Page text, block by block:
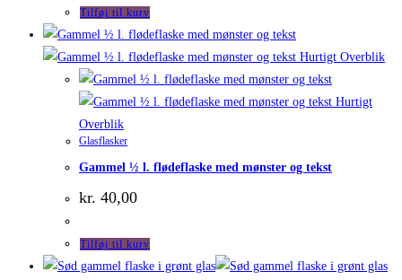
Tilføj til kurv
Hurtigt Overblik
Hurtigt
Overblik
Glasflasker
Gammel ½ l. flødeflaske med mønster og tekst
kr. 40,00
Tilføj til kurv